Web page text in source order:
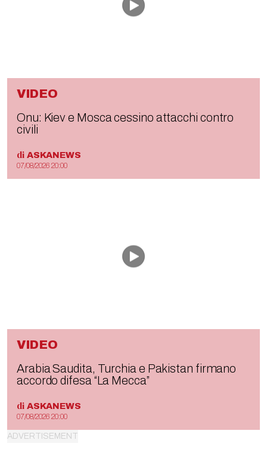
VIDEO
Onu: Kiev e Mosca cessino attacchi contro
civili
di ASKANEWS
07/08/2026 20:00
VIDEO
Arabia Saudita, Turchia e Pakistan firmano
accordo difesa “La Mecca”
di ASKANEWS
07/08/2026 20:00